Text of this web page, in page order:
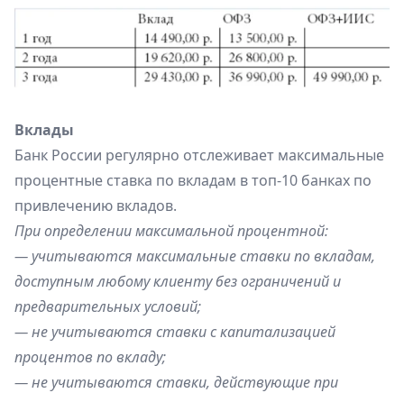
Вклады
Банк России регулярно отслеживает максимальные
процентные ставка по вкладам в топ-10 банках по
привлечению вкладов.
При определении максимальной процентной:
— учитываются максимальные ставки по вкладам,
доступным любому клиенту без ограничений и
предварительных условий;
— не учитываются ставки с капитализацией
процентов по вкладу;
— не учитываются ставки, действующие при